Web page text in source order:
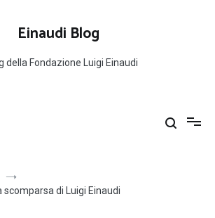
Einaudi Blog
della Fondazione Luigi Einaudi
di Luigi Einaudi